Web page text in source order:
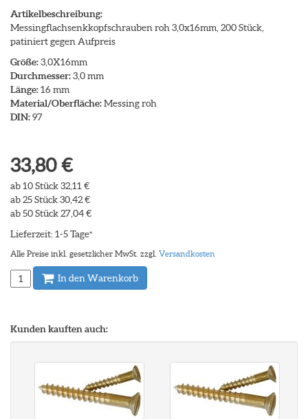
Artikelbeschreibung:
Messingflachsenkkopfschrauben roh 3,0x16mm, 200 Stück,
patiniert gegen Aufpreis
Größe:3,0X16mm
Durchmesser:3,0 mm
Länge:16 mm
Material/Oberfläche:Messing roh
DIN:97
33,80 €
ab 10 Stück 32,11 €
ab 25 Stück 30,42 €
ab 50 Stück 27,04 €
Lieferzeit: 1-5 Tage*
Alle Preise inkl. gesetzlicher MwSt. zzgl. Versandkosten
In den Warenkorb
Kunden kauften auch: